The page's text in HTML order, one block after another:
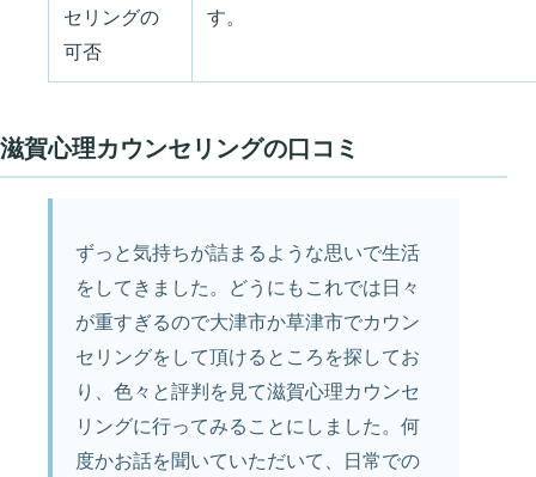
セリングの
可否
す。
滋賀心理カウンセリングの口コミ
ずっと気持ちが詰まるような思いで生活
をしてきました。どうにもこれでは日々
が重すぎるので大津市か草津市でカウン
セリングをして頂けるところを探してお
り、色々と評判を見て滋賀心理カウンセ
リングに行ってみることにしました。何
度かお話を聞いていただいて、日常での